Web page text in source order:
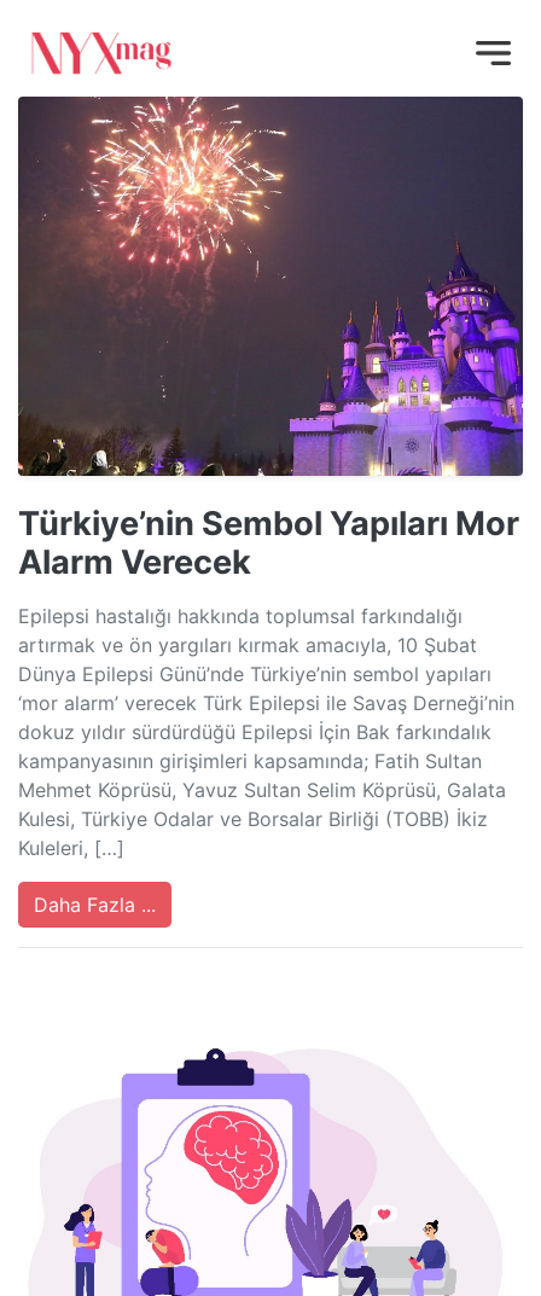
Türkiye’nin Sembol Yapıları Mor
Alarm Verecek
Epilepsi hastalığı hakkında toplumsal farkındalığı
artırmak ve ön yargıları kırmak amacıyla, 10 Şubat
Dünya Epilepsi Günü’nde Türkiye’nin sembol yapıları
‘mor alarm’ verecek Türk Epilepsi ile Savaş Derneği’nin
dokuz yıldır sürdürdüğü Epilepsi İçin Bak farkındalık
kampanyasının girişimleri kapsamında; Fatih Sultan
Mehmet Köprüsü, Yavuz Sultan Selim Köprüsü, Galata
Kulesi, Türkiye Odalar ve Borsalar Birliği (TOBB) İkiz
Kuleleri, […]
Daha Fazla ...